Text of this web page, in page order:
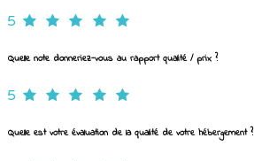
5
Quelle note donneriez-vous au rapport qualité / prix ?
5
Quelle est votre évaluation de la qualité de votre hébergement ?